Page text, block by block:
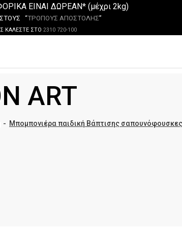
ΕΙΝΑΙ ΔΩΡΕΑΝ* (μέχρι 2kg)
ΣΤΟΥΣ “ΤΡΟΠΟΥΣ ΑΠΟΣΤΟΛΗΣ”
ΚΑΛΕΣΤΕ ΣΤΟ 2310 720-100
ART
- Μπομπονιέρα παιδική Βάπτισης